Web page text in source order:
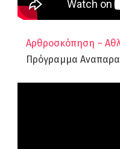
Αρθροσκόπηση –
Πρόγραμμα